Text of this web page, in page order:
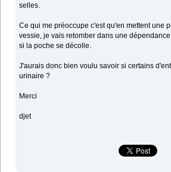
selles.
Ce qui me préoccupe c'est qu'en mettent une
vessie, je vais retomber dans une
si la poche se décolle.
J'aurais donc bien voulu savoir si certains
urinaire ?
Merci
djet